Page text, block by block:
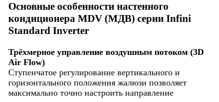
Основные особенности настенного
кондиционера MDV (МДВ) серии Infini
Standard Inverter
Трёхмерное управление воздушным потоком (3D
Air Flow)
Ступенчатое регулирование вертикального и
горизонтального положения жалюзи позволяет
максимально точно настроить направление